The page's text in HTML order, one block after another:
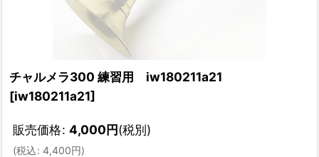
チャルメラ300 練習用 iw180211a21
[iw180211a21]
販売価格: 4,000円(税別)
(税込: 4,400円)